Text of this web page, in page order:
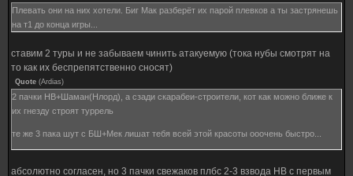
Плевать они на них хотели. Биг Мак разберёт их парой плевков а ты застрянешь
на т1 до конца игры...
ставим 2 туры и не забываем чинить атакуемую (тока нубы смотрят на
то как их беспрепятственно сносят)
Quote (Ardias)
2 пачки НВ+Шаман(Нлорд), а сзади скарабеи-строители, кот как можно ближе к
их гнезду строят туррель
те же 3 пака шут с БШ+Мек лишат тебя всей этой красоты ооочень быстро...
абсолютно согласен, но 3 пачки свежаков плбс 2-3 взвода НВ с первым